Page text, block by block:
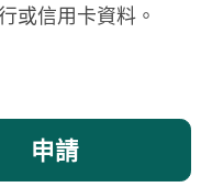
或信用卡資料。
申請